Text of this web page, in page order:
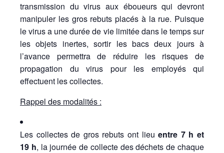
transmission du virus aux éboueurs qui devront
manipuler les gros rebuts placés à la rue. Puisque
le virus a une durée de vie limitée dans le temps sur
les objets inertes, sortir les bacs deux jours à
l’avance permettra de réduire les risques de
propagation du virus pour les employés qui
effectuent les collectes.
Rappel des modalités :
Les collectes de gros rebuts ont lieuentre 7 h et
19 h, la journée de collecte des déchets de chaque